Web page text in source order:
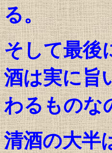
る。
そして最後
酒は実に旨
わるものな
清酒の大半